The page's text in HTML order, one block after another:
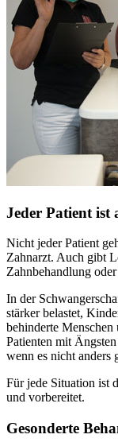
Jeder Patient ist
Nicht jeder Patient
Zahnarzt. Auch gibt
Zahnbehandlung
In der
stärker belastet,
behinderte Menschen
Patienten mit
wenn es nicht anders
Für jede Situation ist
und vorbereitet.
Gesonderte